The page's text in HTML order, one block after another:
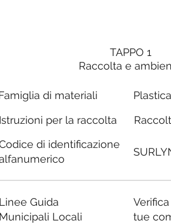
TAPPO 1
Raccolta e
di materiali
Istruzioni per la raccolta
di identificazione
Linee Guida
Municipali Locali
Plastica
tue